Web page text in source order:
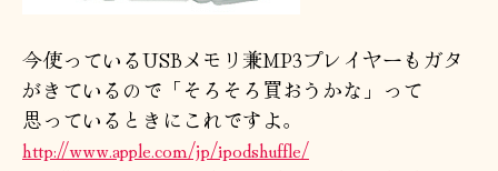
今使っているUSBメモリ兼MP3プレイヤーもガタ
がきているので「そろそろ買おうかな」って
思っているときにこれですよ。
http://www.apple.com/jp/ipodshuffle/